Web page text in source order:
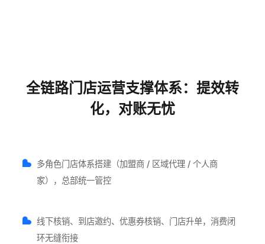
全链路门店运营支撑体系：提效转
化，对账无忧
多角色门店体系搭建（加盟商 / 区域代理 / 个人商
家），总部统一管控
线下核销、到店邀约、优惠券核销、门店升单，消费闭
环无缝衔接